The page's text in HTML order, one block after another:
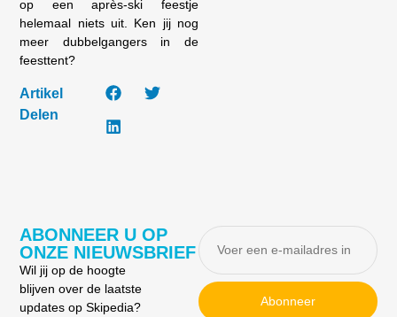
op een après-ski feestje
helemaal niets uit. Ken jij nog
meer dubbelgangers in de
feesttent?
Artikel
Delen
ABONNEER U OP
ONZE NIEUWSBRIEF
Wil jij op de hoogte
blijven over de laatste
updates op Skipedia?
Abonneer